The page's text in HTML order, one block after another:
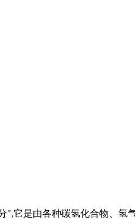
",它是由各种碳氢化合物、氢